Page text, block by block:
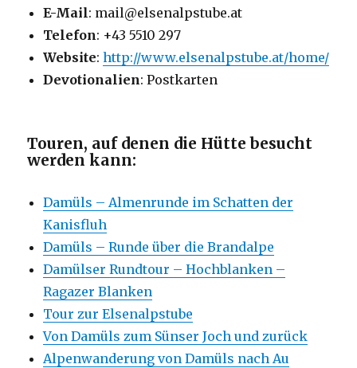
E-Mail: mail@elsenalpstube.at
Telefon: +43 5510 297
Website:http://www.elsenalpstube.at/home/
Devotionalien: Postkarten
Touren, auf denen die Hütte besucht
werden kann:
Damüls – Almenrunde im Schatten der
Kanisfluh
Damüls – Runde über die Brandalpe
Damülser Rundtour – Hochblanken –
Ragazer Blanken
Tour zur Elsenalpstube
Von Damüls zum Sünser Joch und zurück
Alpenwanderung von Damüls nach Au